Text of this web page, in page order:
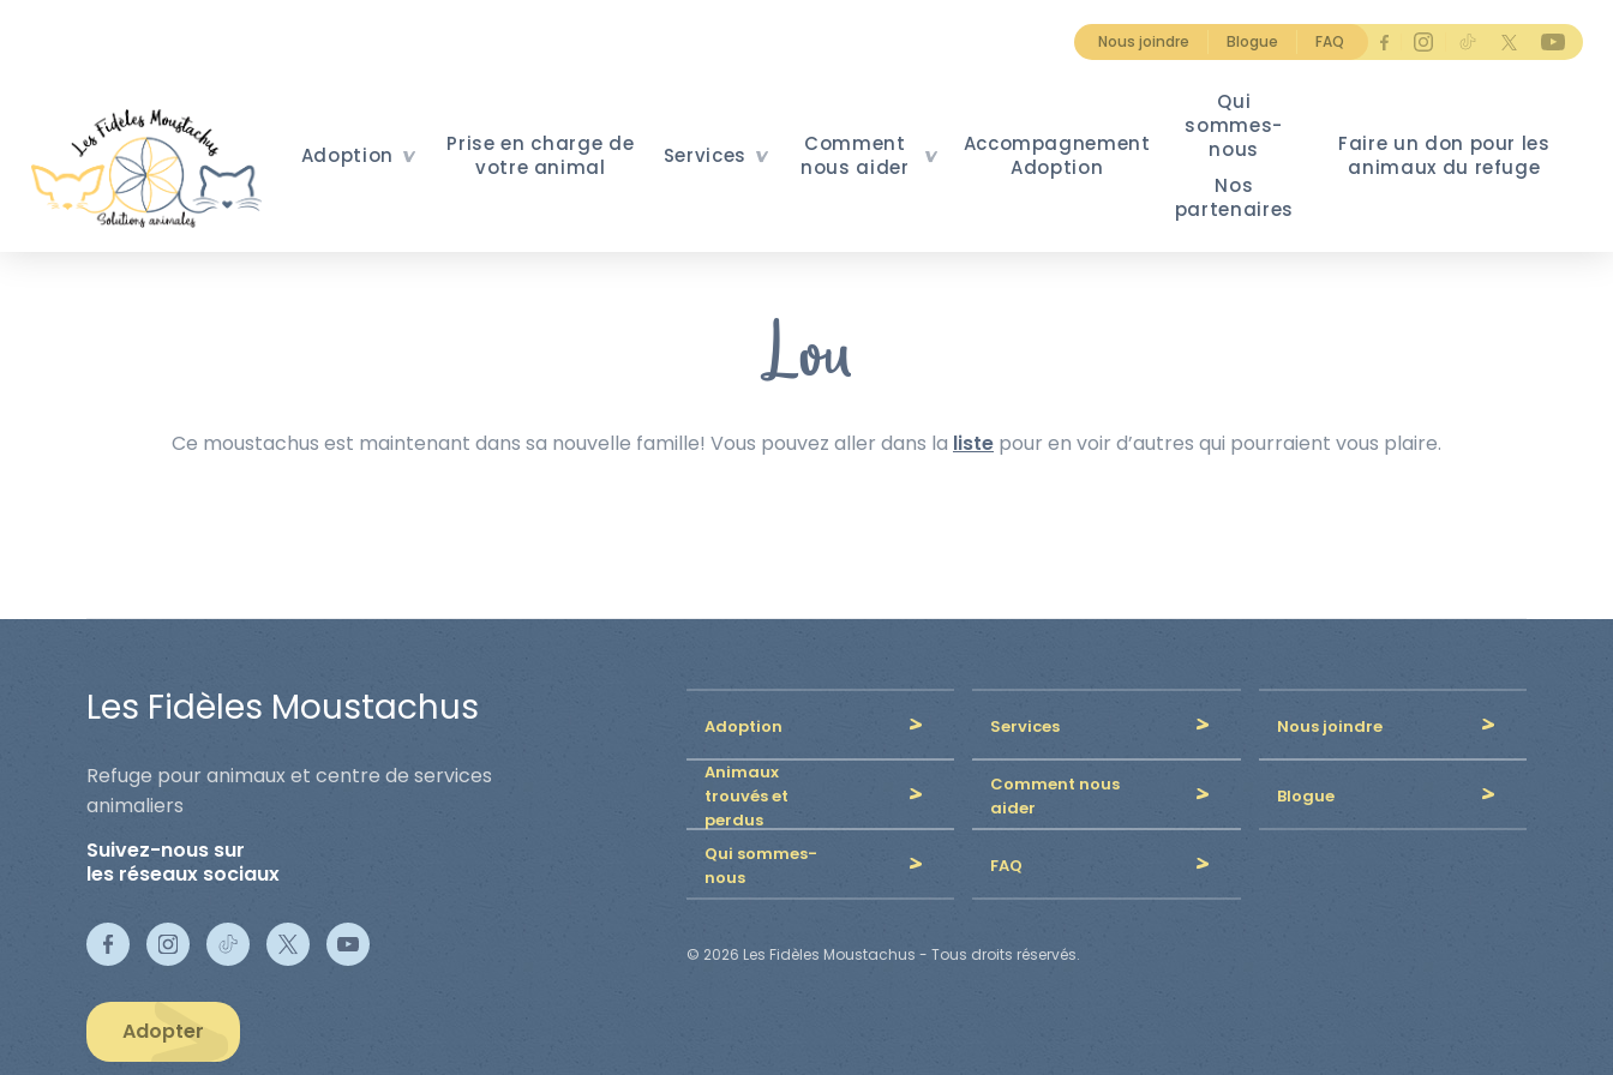
Nous joindre Blogue FAQ
Adoption
Prise en charge de
votre animal
Services
Comment
nous aider
Accompagnement
Adoption
Qui
sommes-
nous
Nos
partenaires
Faire un don pour les
animaux du refuge
Lou
Ce moustachus est maintenant dans sa nouvelle famille! Vous pouvez aller dans la liste pour en voir d’autres qui pourraient vous plaire.
Les Fidèles Moustachus
Refuge pour animaux et centre de services
animaliers
Suivez-nous sur
les réseaux sociaux
Adopter
Adoption Services
Nous joindre
Animaux
trouvés et
perdus
Comment nous
aider
Blogue
Qui sommes-
nous
FAQ
© 2026 Les Fidèles Moustachus - Tous droits réservés.